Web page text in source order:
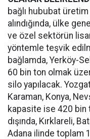
bağlı hububat
alındığında, ülke
ve özel sektörün
yöntemle teşvik
bağlamda, Yerköy-
60 bin ton olmak
silo yapılacak.
Karaman, Konya,
kapasite ise 420 bin
dışında, Kırklareli,
Adana ilinde toplam